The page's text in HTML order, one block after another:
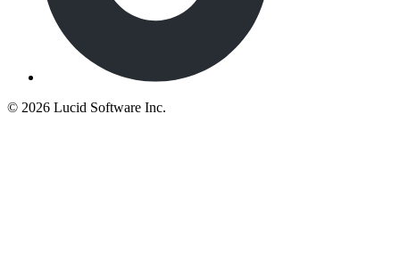
© 2026 Lucid Software Inc.